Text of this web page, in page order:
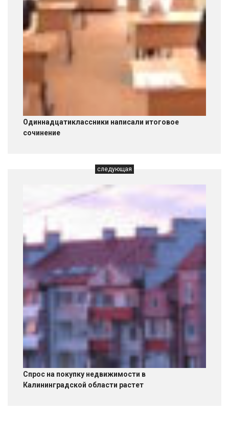
Одиннадцатиклассники написали итоговое
сочинение
следующая
Спрос на покупку недвижимости в
Калининградской области растет